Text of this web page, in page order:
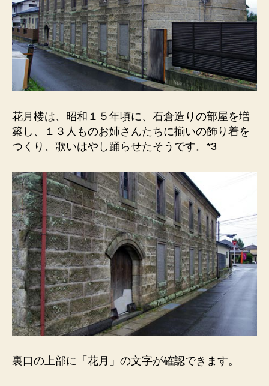
す。
へ
の
花月楼は、昭和１５年頃に、石倉造りの部屋を増
築し、１３人ものお姉さんたちに揃いの飾り着を
つくり、歌いはやし踊らせたそうです。*3
裏口の上部に「花月」の文字が確認できます。